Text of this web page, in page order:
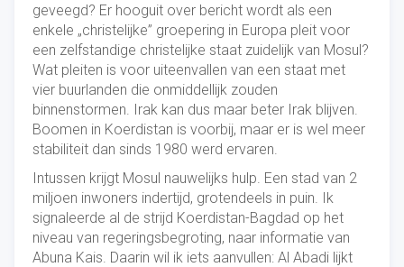
geveegd? Er hooguit over bericht wordt als een
enkele „christelijke” groepering in Europa pleit voor
een zelfstandige christelijke staat zuidelijk van Mosul?
Wat pleiten is voor uiteenvallen van een staat met
vier buurlanden die onmiddellijk zouden
binnenstormen. Irak kan dus maar beter Irak blijven.
Boomen in Koerdistan is voorbij, maar er is wel meer
stabiliteit dan sinds 1980 werd ervaren.
Intussen krijgt Mosul nauwelijks hulp. Een stad van 2
miljoen inwoners indertijd, grotendeels in puin. Ik
signaleerde al de strijd Koerdistan-Bagdad op het
niveau van regeringsbegroting, naar informatie van
Abuna Kais. Daarin wil ik iets aanvullen: Al Abadi lijkt